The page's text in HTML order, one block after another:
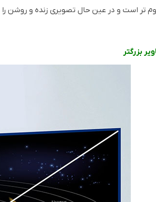
تر است و در عین حال تصویری زنده و روشن
بزرگتر